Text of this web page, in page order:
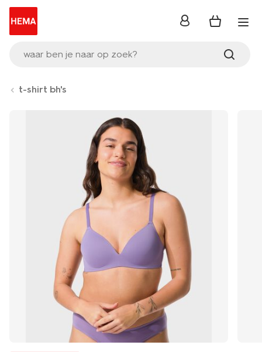
waar ben je naar op zoek?
inloggen
t-shirt bh's